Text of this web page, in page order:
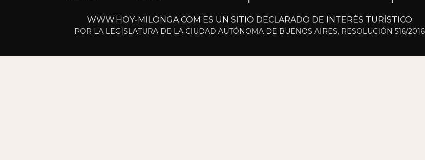
WWW.HOY-MILONGA.COM ES UN SITIO DECLARADO DE INTERÉS TURÍSTICO
POR LA LEGISLATURA DE LA CIUDAD AUTÓNOMA DE BUENOS AIRES, RESOLUCIÓN 516/2016